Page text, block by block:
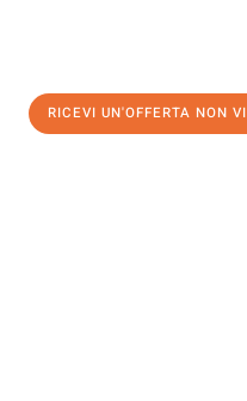
RICEVI UN'OFFERTA NON